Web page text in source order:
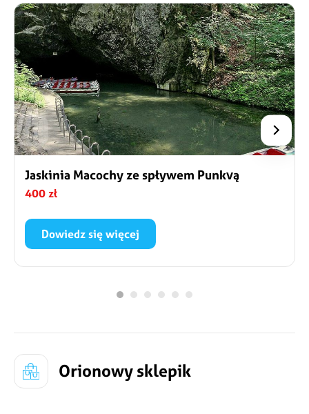
Jaskinia Macochy ze spływem Punkvą
400 zł
Dowiedz się więcej
turystów nie tylko zachwycającą rzeźbą skalną, ale
Przedniej Katedry.
Szczegóły
Orionowy sklepik